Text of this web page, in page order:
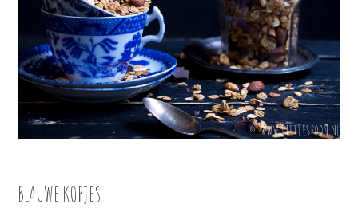
BLAUWE KOPJES